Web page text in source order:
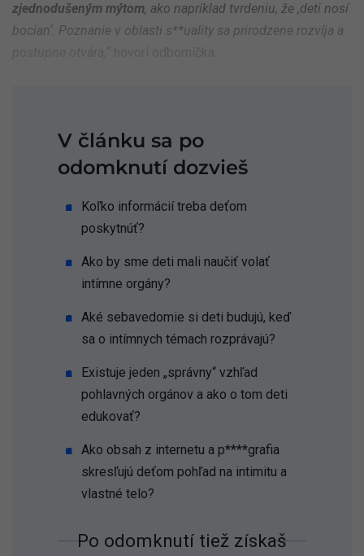
zjednodušeným mýtom, ako napríklad tvrdeniu, že ,deti nosí
bocian‘. Poznanie v oblasti s**uality sa prirodzene rozvíja a
V článku sa po
odomknutí dozvieš
Koľko informácií treba deťom
poskytnúť?
Ako by sme deti mali naučiť volať
intímne orgány?
Aké sebavedomie si deti budujú, keď
sa o intímnych témach rozprávajú?
Existuje jeden „správny“ vzhľad
pohlavných orgánov a ako o tom deti
edukovať?
Ako obsah z internetu a p****grafia
skresľujú deťom pohľad na intimitu a
vlastné telo?
Po odomknutí tiež získaš